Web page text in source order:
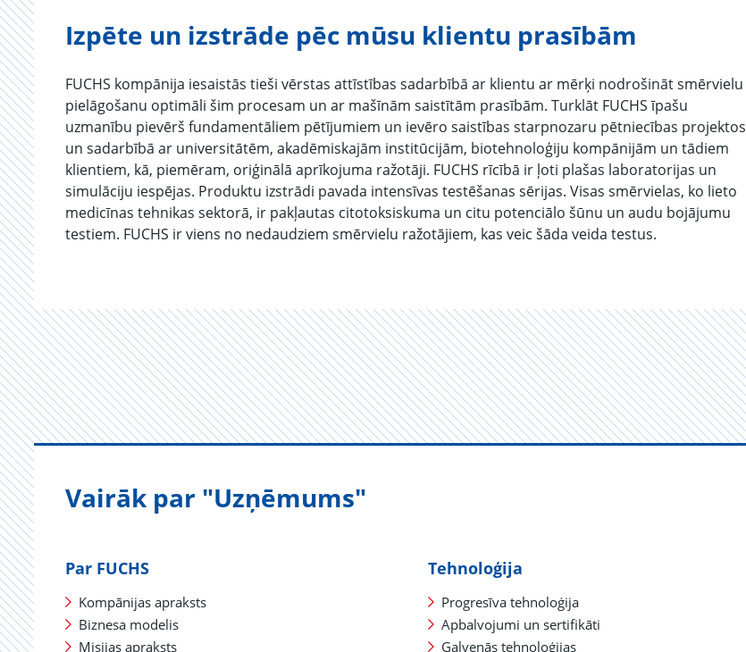
Izpēte un izstrāde pēc mūsu klientu prasībām
FUCHS kompānija iesaistās tieši vērstas attīstības sadarbībā ar klientu ar mērķi nodrošināt smērvielu
pielāgošanu optimāli šim procesam un ar mašīnām saistītām prasībām. Turklāt FUCHS īpašu
uzmanību pievērš fundamentāliem pētījumiem un ievēro saistības starpnozaru pētniecības projektos
un sadarbībā ar universitātēm, akadēmiskajām institūcijām, biotehnoloģiju kompānijām un tādiem
klientiem, kā, piemēram, oriģinālā aprīkojuma ražotāji. FUCHS rīcībā ir ļoti plašas laboratorijas un
simulāciju iespējas. Produktu izstrādi pavada intensīvas testēšanas sērijas. Visas smērvielas, ko lieto
medicīnas tehnikas sektorā, ir pakļautas citotoksiskuma un citu potenciālo šūnu un audu bojājumu
testiem. FUCHS ir viens no nedaudziem smērvielu ražotājiem, kas veic šāda veida testus.
Vairāk par "Uzņēmums"
Par FUCHS
Kompānijas apraksts
Biznesa modelis
Misijas apraksts
Tehnoloģija
Progresīva tehnoloģija
Apbalvojumi un sertifikāti
Galvenās tehnoloģijas